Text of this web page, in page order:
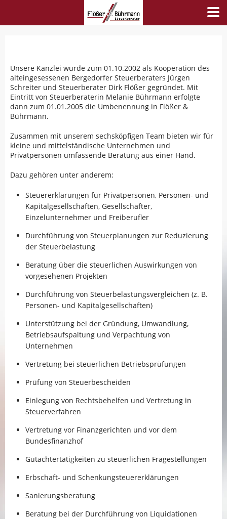
Unsere Kanzlei wurde zum 01.10.2002 als Kooperation des
alteingesessenen Bergedorfer Steuerberaters Jürgen
Schreiter und Steuerberater Dirk Flößer gegründet. Mit
Eintritt von Steuerberaterin Melanie Bührmann erfolgte
dann zum 01.01.2005 die Umbenennung in Flößer &
Bührmann.
Zusammen mit unserem sechsköpfigen Team bieten wir für
kleine und mittelständische Unternehmen und
Privatpersonen umfassende Beratung aus einer Hand.
Dazu gehören unter anderem:
Steuererklärungen für Privatpersonen, Personen- und
Kapitalgesellschaften, Gesellschafter,
Einzelunternehmer und Freiberufler
Durchführung von Steuerplanungen zur Reduzierung
der Steuerbelastung
Beratung über die steuerlichen Auswirkungen von
vorgesehenen Projekten
Durchführung von Steuerbelastungsvergleichen (z. B.
Personen- und Kapitalgesellschaften)
Unterstützung bei der Gründung, Umwandlung,
Betriebsaufspaltung und Verpachtung von
Unternehmen
Vertretung bei steuerlichen Betriebsprüfungen
Prüfung von Steuerbescheiden
Einlegung von Rechtsbehelfen und Vertretung in
Steuerverfahren
Vertretung vor Finanzgerichten und vor dem
Bundesfinanzhof
Gutachtertätigkeiten zu steuerlichen Fragestellungen
Erbschaft- und Schenkungsteuererklärungen
Sanierungsberatung
Beratung bei der Durchführung von Liquidationen